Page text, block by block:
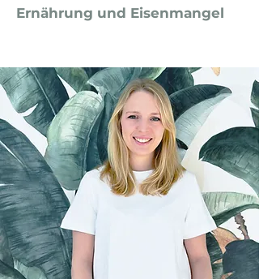
Ernährung und Eisenmangel